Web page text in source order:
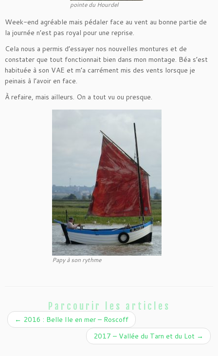
pointe du Hourdel
Week-end agréable mais pédaler face au vent au bonne partie de
la journée n’est pas royal pour une reprise.
Cela nous a permis d’essayer nos nouvelles montures et de
constater que tout fonctionnait bien dans mon montage. Béa s’est
habituée à son VAE et m’a carrément mis des vents lorsque je
peinais à l’avoir en face.
À refaire, mais ailleurs. On a tout vu ou presque.
Papy à son rythme
Parcourir les articles
← 2016 : Belle Ile en mer – Roscoff
2017 – Vallée du Tarn et du Lot →